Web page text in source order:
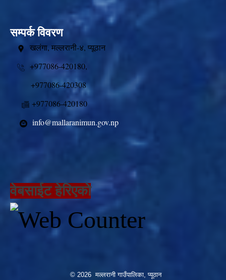
सम्पर्क विवरण
खलंगा, मल्लरानी-४, प्यूठान
+977086-420180,
+977086-420308
+977086-420180
info@mallaranimun.gov.np
वेबसाईट हेरिएको
© 2026 मल्लरानी गाउँपालिका, प्यूठान